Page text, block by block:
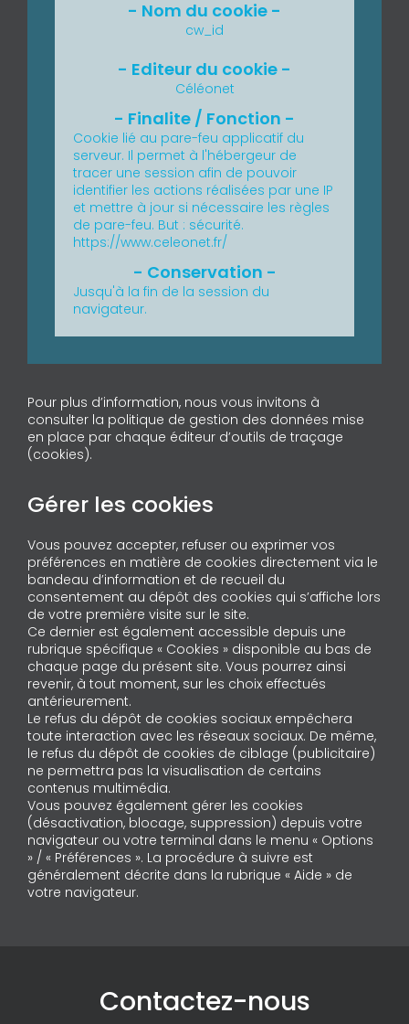
cw_id
Céléonet
Cookie lié au pare-feu applicatif du
serveur. Il permet à l'hébergeur de
tracer une session afin de pouvoir
identifier les actions réalisées par une IP
et mettre à jour si nécessaire les règles
de pare-feu. But : sécurité.
https://www.celeonet.fr/
Jusqu'à la fin de la session du
navigateur.
Pour plus d’information, nous vous invitons à
consulter la politique de gestion des données mise
en place par chaque éditeur d’outils de traçage
(cookies).
Gérer les cookies
Vous pouvez accepter, refuser ou exprimer vos
préférences en matière de cookies directement via le
bandeau d’information et de recueil du
consentement au dépôt des cookies qui s’affiche lors
de votre première visite sur le site.
Ce dernier est également accessible depuis une
rubrique spécifique « Cookies » disponible au bas de
chaque page du présent site. Vous pourrez ainsi
revenir, à tout moment, sur les choix effectués
antérieurement.
Le refus du dépôt de cookies sociaux empêchera
toute interaction avec les réseaux sociaux. De même,
le refus du dépôt de cookies de ciblage (publicitaire)
ne permettra pas la visualisation de certains
contenus multimédia.
Vous pouvez également gérer les cookies
(désactivation, blocage, suppression) depuis votre
navigateur ou votre terminal dans le menu « Options
» / « Préférences ». La procédure à suivre est
généralement décrite dans la rubrique « Aide » de
votre navigateur.
Contactez-nous